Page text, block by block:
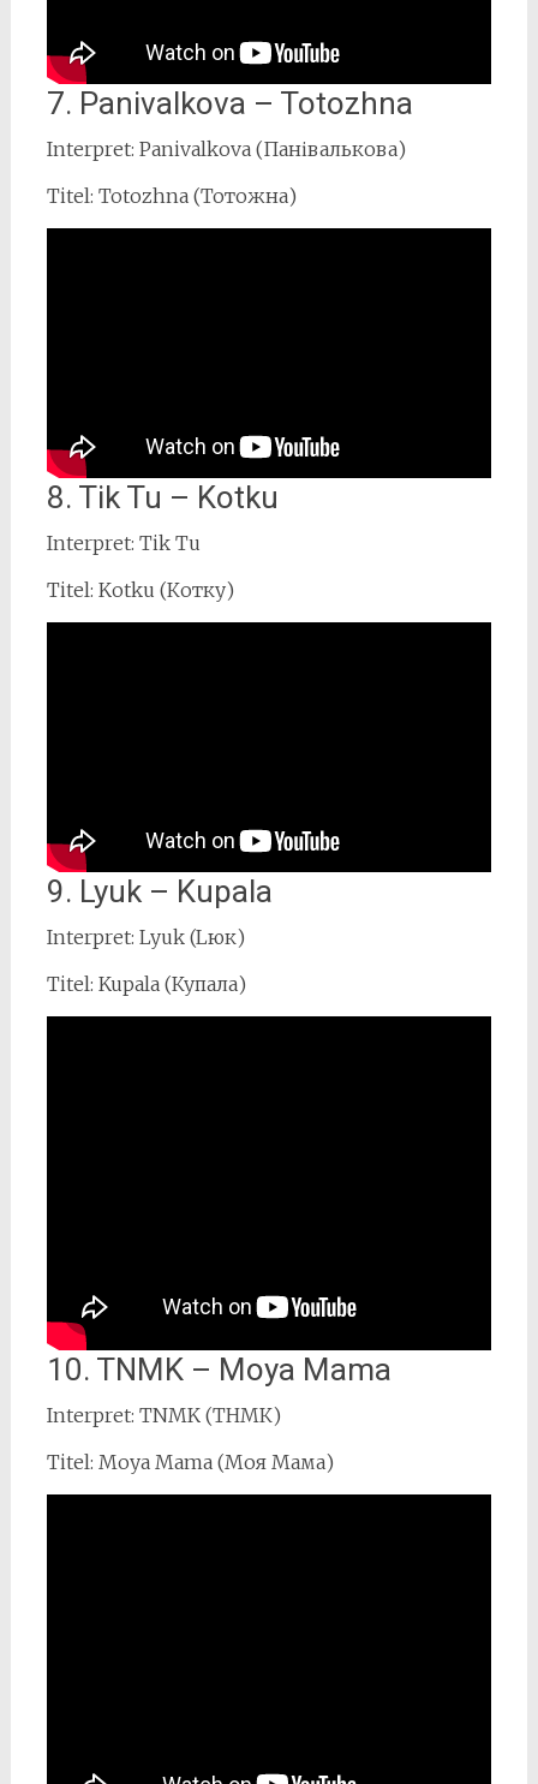
7. Panivalkova – Totozhna
Interpret: Panivalkova (Панівалькова)
Titel: Totozhna (Тотожна)
8. Tik Tu – Kotku
Interpret: Tik Tu
Titel: Kotku (Котку)
9. Lyuk – Kupala
Interpret: Lyuk (Lюк)
Titel: Kupala (Купала)
10. TNMK – Moya Mama
Interpret: TNMK (ТНМК)
Titel: Moya Mama (Моя Мама)